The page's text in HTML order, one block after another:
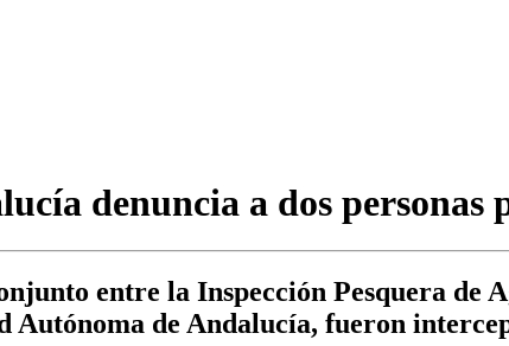
denuncia a dos
entre la Inspección Pesquera de
Autónoma de Andalucía, fueron